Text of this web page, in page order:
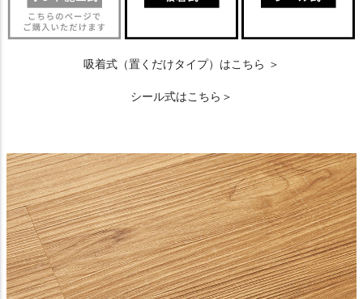
吸着式（置くだけタイプ）はこちら ＞
シール式はこちら＞